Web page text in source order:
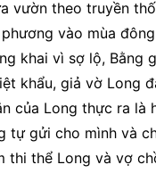
vườn theo truyền
vào mùa
khai vì sợ lộ, Bằng
khẩu, giả vờ Long
của Long thực ra là
tự gửi cho mình và
thi thể Long và vợ